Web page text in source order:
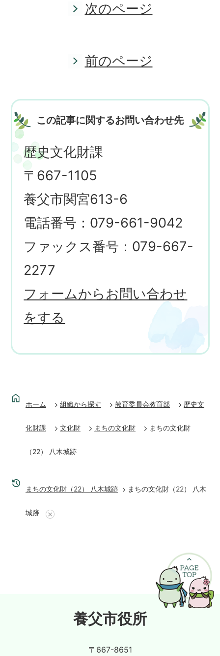
次のページ
前のページ
この記事に関するお問い合わせ先
歴史文化財課
〒667-1105
養父市関宮613-6
電話番号：079-661-9042
ファックス番号：079-667-
2277
フォームからお問い合わせ
をする
ホーム 組織から探す 教育委員会教育部 歴史文
化財課 文化財 まちの文化財 まちの文化財
（22） 八木城跡
まちの文化財（22） 八木城跡 まちの文化財（22） 八木
城跡
養父市役所
〒667-8651